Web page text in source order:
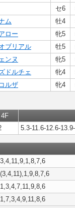
セ6
ム 牡4
ロー 牝5
ブリアル 牡5
ンヌ 牝5
ドルチェ 牝4
ルザ 牝4
5.3-11.6-12.6-